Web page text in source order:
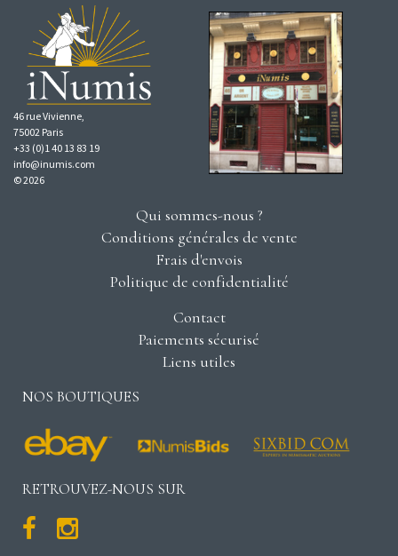
46 rue Vivienne,
75002 Paris
+33 (0)1 40 13 83 19
info@inumis.com
© 2026
Qui sommes-nous ?
Conditions générales de vente
Frais d'envois
Politique de confidentialité
Contact
Paiements sécurisé
Liens utiles
NOS BOUTIQUES
RETROUVEZ-NOUS SUR